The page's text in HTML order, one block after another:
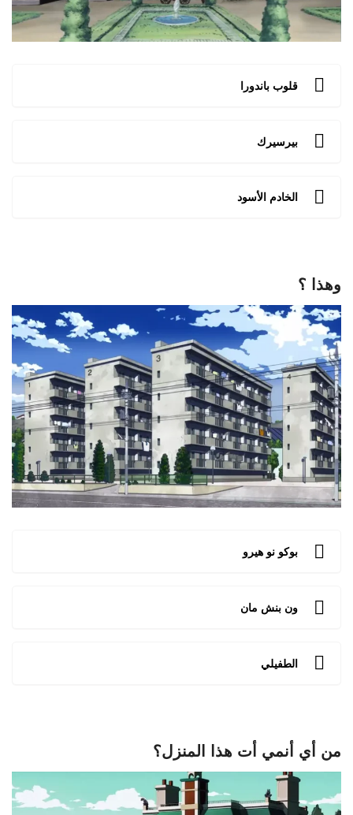
قلوب باندورا
بيرسيرك
الخادم الأسود
وهذا ؟
بوكو نو هيرو
ون بنش مان
الطفيلي
من أي أنمي أت هذا المنزل؟